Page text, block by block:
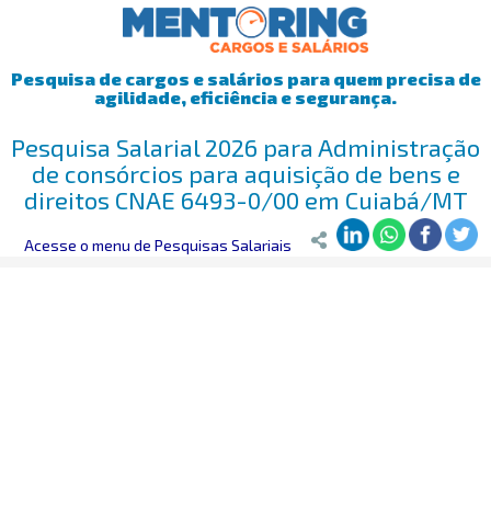
Pesquisa de cargos e salários para quem precisa de
agilidade, eficiência e segurança.
Pesquisa Salarial 2026 para Administração
de consórcios para aquisição de bens e
direitos CNAE 6493-0/00 em Cuiabá/MT
Mentoring>Pesquisa Salarial>Cuiabá/MT>Administração de
Acesse o menu de Pesquisas Salariais